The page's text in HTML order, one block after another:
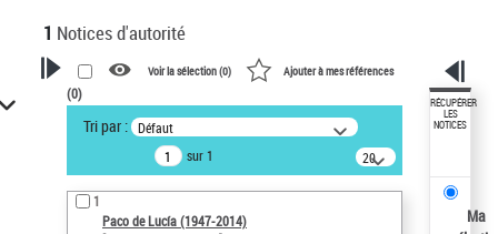
1 Notices d'autorité
VOTRE RECHERCHE
Recherche avancée dans les
notices d’autorité
Œuvres liées à l'auteur :
Paco de Lucía (1947-2014)
Voir la sélection (0) Ajouter à mes références
(0)
Tri par : Défaut
sur 1
20
résultats/page
1
Paco de Lucía (1947-2014)
RÉCUPÉRER
LES
NOTICES
Ma